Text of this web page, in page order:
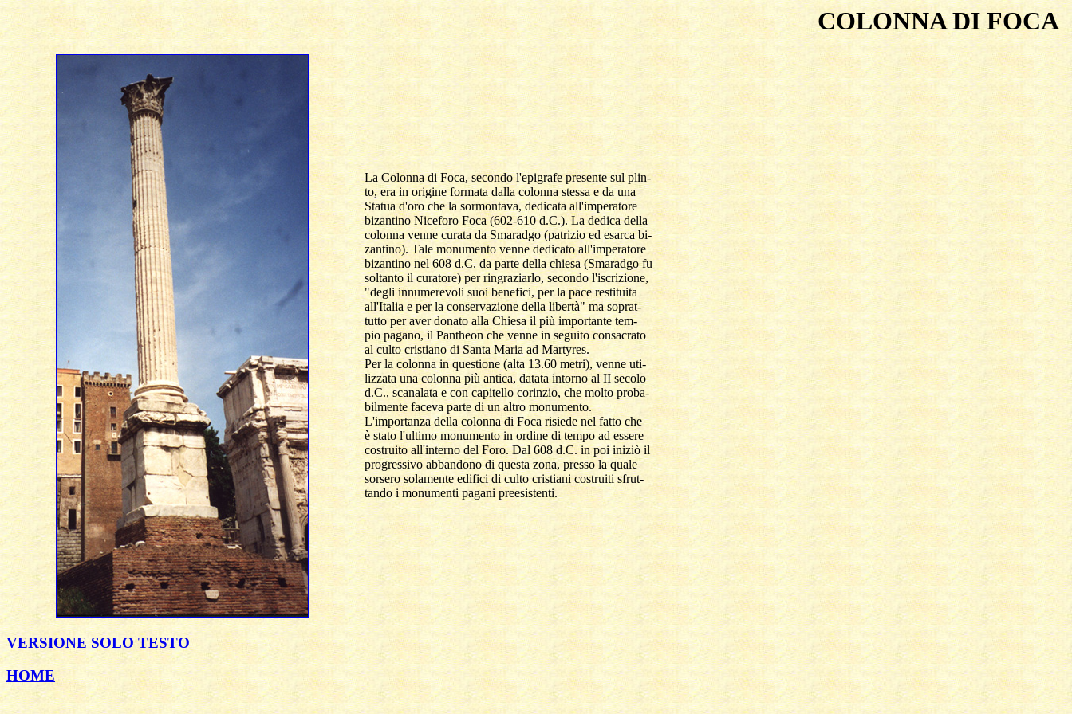
COLONNA DI FOCA
  La Colonna di Foca, secondo l'epigrafe presente sul plin-
  to, era in origine formata dalla colonna stessa e da una
  Statua d'oro che la sormontava, dedicata all'imperatore
  bizantino Niceforo Foca (602-610 d.C.). La dedica della
  colonna venne curata da Smaradgo (patrizio ed esarca bi-
  zantino). Tale monumento venne dedicato all'imperatore
  bizantino nel 608 d.C. da parte della chiesa (Smaradgo fu
  soltanto il curatore) per ringraziarlo, secondo l'iscrizione,
  "degli innumerevoli suoi benefici, per la pace restituita
  all'Italia e per la conservazione della libertà" ma soprat-
  tutto per aver donato alla Chiesa il più importante tem-
  pio pagano, il Pantheon che venne in seguito consacrato
  al culto cristiano di Santa Maria ad Martyres.
  Per la colonna in questione (alta 13.60 metri), venne uti-
  lizzata una colonna più antica, datata intorno al II secolo
  d.C., scanalata e con capitello corinzio, che molto proba-
  bilmente faceva parte di un altro monumento.
  L'importanza della colonna di Foca risiede nel fatto che
  è stato l'ultimo monumento in ordine di tempo ad essere
  costruito all'interno del Foro. Dal 608 d.C. in poi iniziò il
  progressivo abbandono di questa zona, presso la quale
  sorsero solamente edifici di culto cristiani costruiti sfrut-
  tando i monumenti pagani preesistenti.
VERSIONE SOLO TESTO
HOME